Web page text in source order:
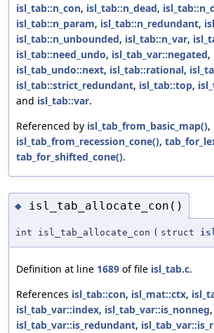
isl_tab::n_con, isl_tab::n_dead,
isl_tab::n_param, isl_tab::n_redundant,
isl_tab::n_unbounded, isl_tab::n_var,
isl_tab::need_undo, isl_tab_var::negated,
isl_tab_undo::next, isl_tab::rational,
isl_tab::strict_redundant, isl_tab::top,
and isl_tab::var.
Referenced by isl_tab_from_basic_map(),
isl_tab_from_recession_cone(),
tab_for_shifted_cone().
◆ isl_tab_allocate_con()
int isl_tab_allocate_con ( struct
Definition at line 1689 of file isl_tab.c.
References isl_tab::con, isl_mat::ctx,
isl_tab_var::index, isl_tab_var::is_nonneg,
isl_tab_var::is_redundant,